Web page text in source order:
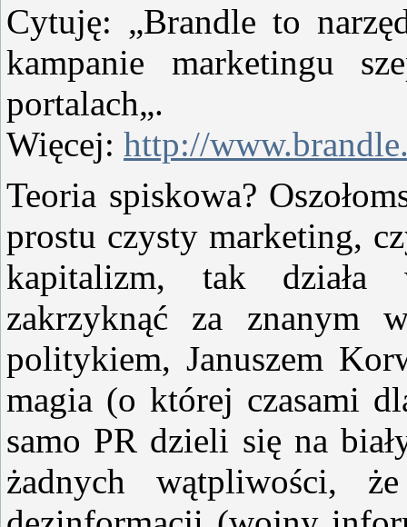
Cytuję: „Brandle to
kampanie marketingu
portalach„.
Więcej: http://
Teoria spiskowa?
prostu czysty marketing,
kapitalizm, tak działa
zakrzyknąć za znanym
politykiem, Januszem
magia (o której czasami
samo PR dzieli się na
żadnych wątpliwości,